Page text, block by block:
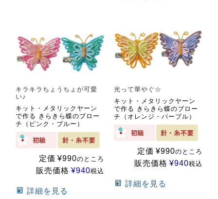
キラキラちょうちょが可愛
い♪
キット・メタリックヤーン
で作る きらきら蝶のブロー
チ（ピンク・ブルー）
定価 ¥990のところ
販売価格 ¥940税込
詳細を見る
光って華やぐ☆
キット・メタリックヤーン
で作る きらきら蝶のブロー
チ（オレンジ・パープル）
定価 ¥990のところ
販売価格 ¥940税込
詳細を見る